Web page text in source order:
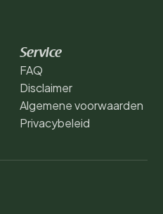
Service
FAQ
Disclaimer
Algemene voorwaarden
Privacybeleid